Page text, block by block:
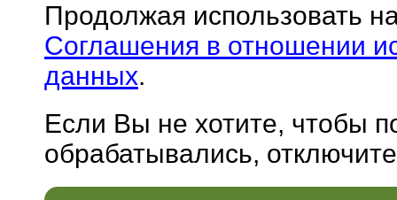
Продолжая использовать
Соглашения в отношении
данных.
Если Вы не хотите, чтобы
обрабатывались,